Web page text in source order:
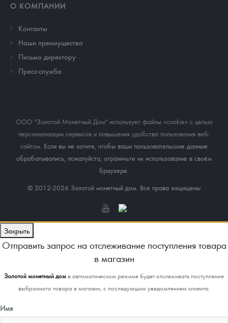
О КОМПАНИИ
Контакты
Наши преимущества
Письмо директору
Пресс-служба
ООО "Золотой Монетный Дом" использует файлы «cookie» с целью
персонализации сервисов и повышения удобства пользования веб-
сайтом . Если вы не хотите, чтобы ваши пользовательские данные
обрабатывались, пожалуйста, ограничьте их использование в своём
браузере.
© 2012-2026 Золотой монетный дом. Все права защищены
Закрыть
Отправить запрос на отслеживание поступления товара
в магазин
Золотой монетный домв автоматическом режиме будет отслеживать поступление
выбранного товара в магазин, с последующим уведомлением клиента.
Имя